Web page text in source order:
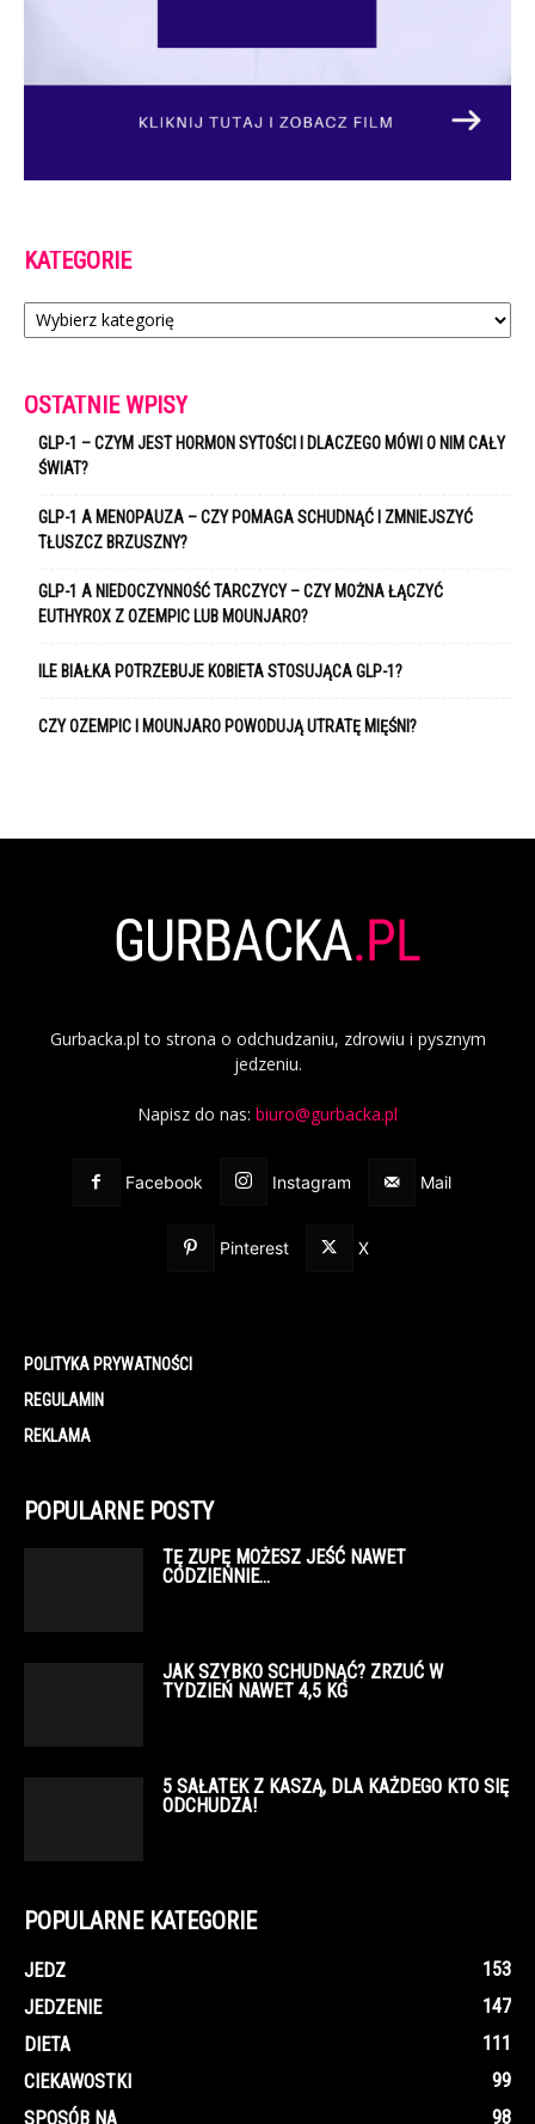
KATEGORIE
Kategorie
OSTATNIE WPISY
GLP-1 – CZYM JEST HORMON SYTOŚCI I DLACZEGO MÓWI O NIM CAŁY
ŚWIAT?
GLP-1 A MENOPAUZA – CZY POMAGA SCHUDNĄĆ I ZMNIEJSZYĆ
TŁUSZCZ BRZUSZNY?
GLP-1 A NIEDOCZYNNOŚĆ TARCZYCY – CZY MOŻNA ŁĄCZYĆ
EUTHYROX Z OZEMPIC LUB MOUNJARO?
ILE BIAŁKA POTRZEBUJE KOBIETA STOSUJĄCA GLP-1?
CZY OZEMPIC I MOUNJARO POWODUJĄ UTRATĘ MIĘŚNI?
Gurbacka.pl to strona o odchudzaniu, zdrowiu i pysznym
jedzeniu.
Napisz do nas: biuro@gurbacka.pl
Facebook Instagram Mail
Pinterest X
POLITYKA PRYWATNOŚCI
REGULAMIN
REKLAMA
POPULARNE POSTY
TĘ ZUPĘ MOŻESZ JEŚĆ NAWET
CODZIENNIE…
JAK SZYBKO SCHUDNĄĆ? ZRZUĆ W
TYDZIEŃ NAWET 4,5 KG
5 SAŁATEK Z KASZĄ, DLA KAŻDEGO KTO SIĘ
ODCHUDZA!
POPULARNE KATEGORIE
JEDZ
153
JEDZENIE
147
DIETA
111
CIEKAWOSTKI
99
SPOSÓB NA
98